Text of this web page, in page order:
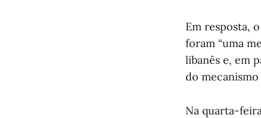
Em resposta,
foram “uma
libanês e, em
do mecanismo
Na quarta-